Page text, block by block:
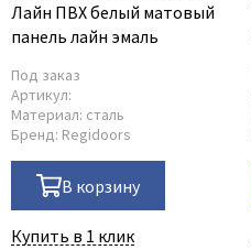
Лайн ПВХ белый матовый
панель лайн эмаль
Под заказ
Артикул:
Материал: сталь
Бренд: Regidoors
В корзину
Купить в 1 клик